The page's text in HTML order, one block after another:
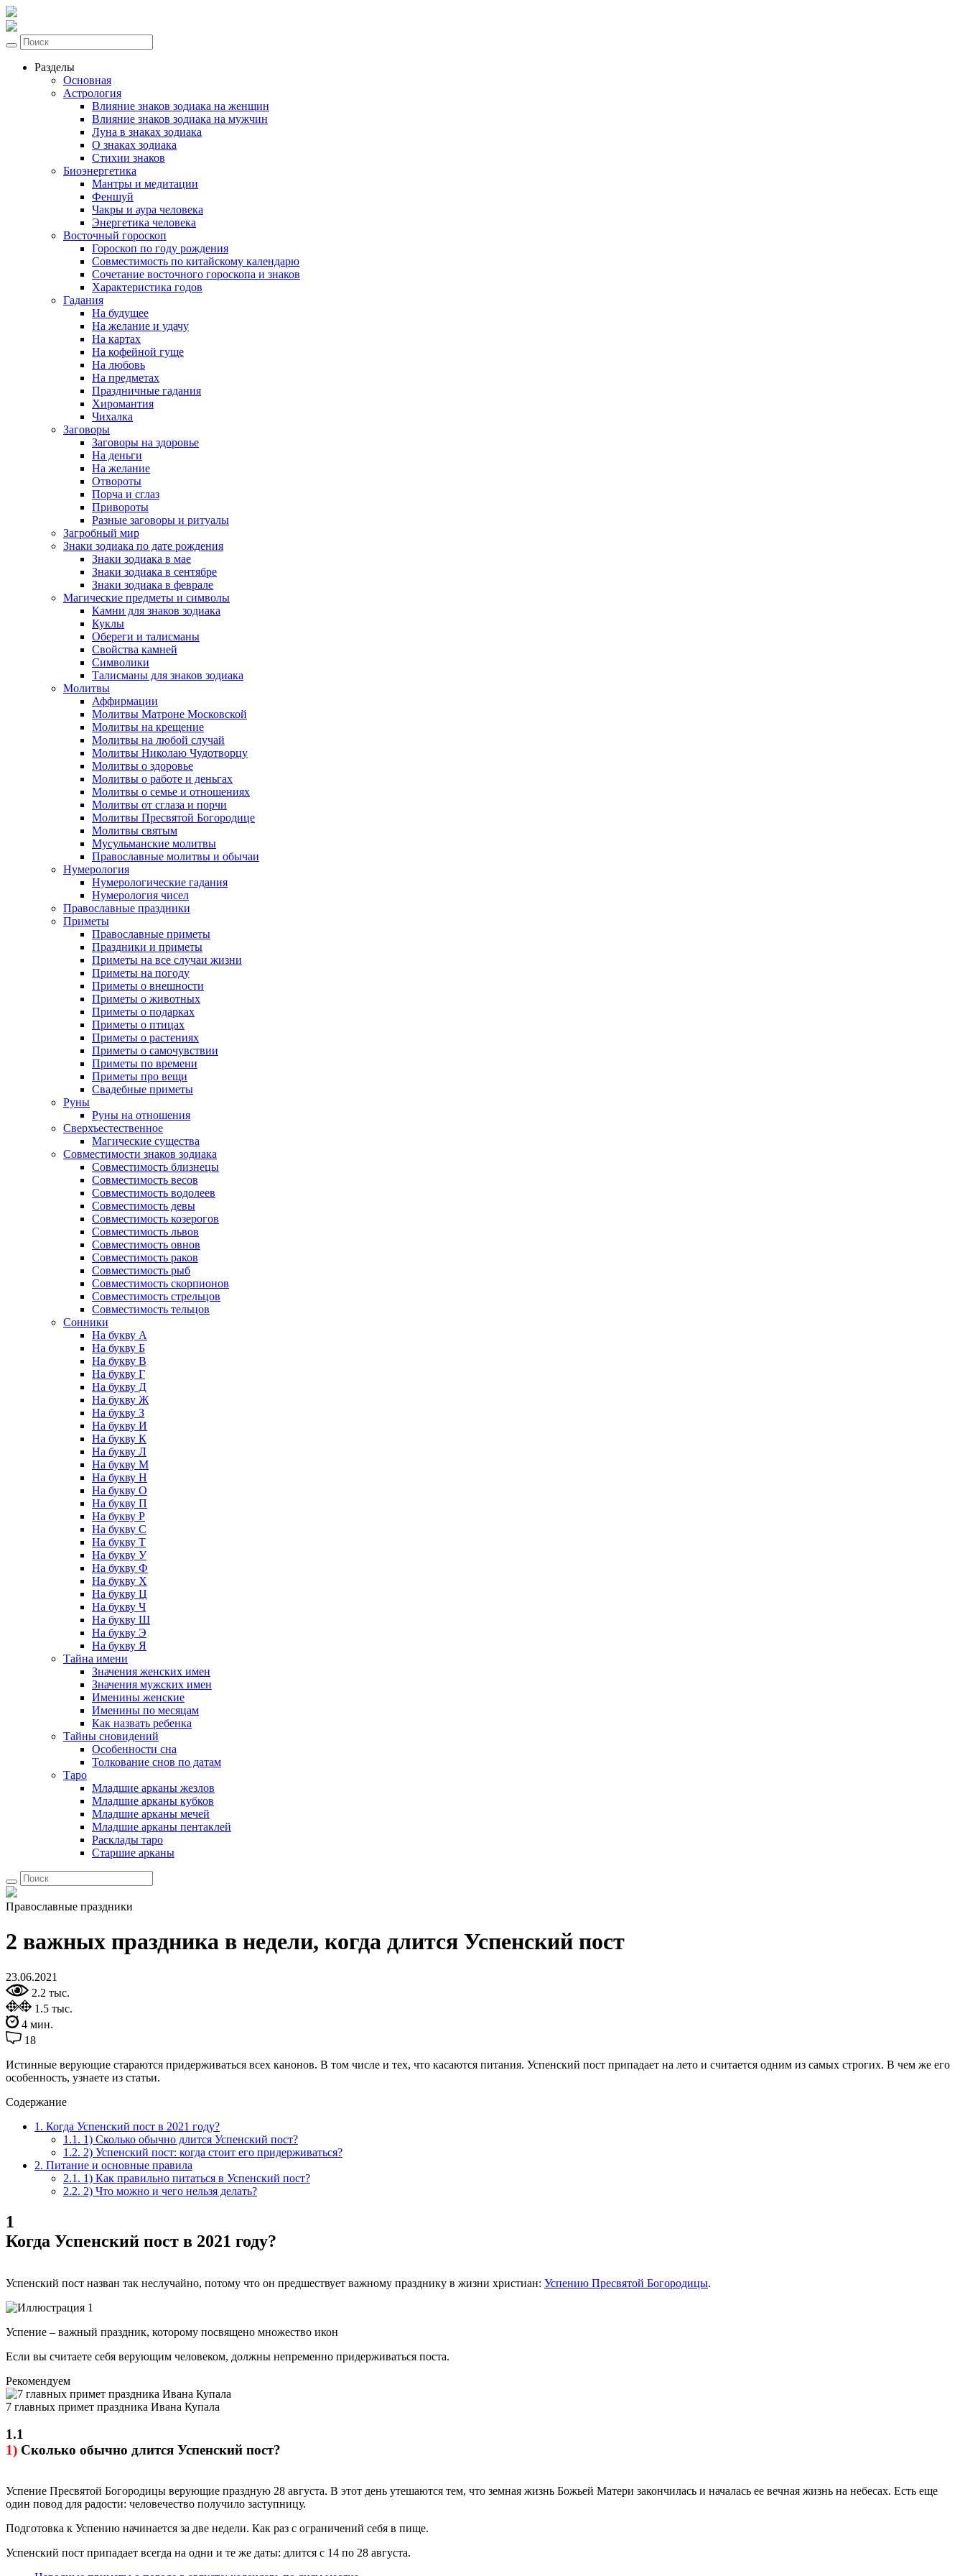
Разделы
Основная
Астрология
Влияние знаков зодиака на женщин
Влияние знаков зодиака на мужчин
Луна в знаках зодиака
О знаках зодиака
Стихии знаков
Биоэнергетика
Мантры и медитации
Феншуй
Чакры и аура человека
Энергетика человека
Восточный гороскоп
Гороскоп по году рождения
Совместимость по китайскому календарю
Сочетание восточного гороскопа и знаков
Характеристика годов
Гадания
На будущее
На желание и удачу
На картах
На кофейной гуще
На любовь
На предметах
Праздничные гадания
Хиромантия
Чихалка
Заговоры
Заговоры на здоровье
На деньги
На желание
Отвороты
Порча и сглаз
Привороты
Разные заговоры и ритуалы
Загробный мир
Знаки зодиака по дате рождения
Знаки зодиака в мае
Знаки зодиака в сентябре
Знаки зодиака в феврале
Магические предметы и символы
Камни для знаков зодиака
Куклы
Обереги и талисманы
Свойства камней
Символики
Талисманы для знаков зодиака
Молитвы
Аффирмации
Молитвы Матроне Московской
Молитвы на крещение
Молитвы на любой случай
Молитвы Николаю Чудотворцу
Молитвы о здоровье
Молитвы о работе и деньгах
Молитвы о семье и отношениях
Молитвы от сглаза и порчи
Молитвы Пресвятой Богородице
Молитвы святым
Мусульманские молитвы
Православные молитвы и обычаи
Нумерология
Нумерологические гадания
Нумерология чисел
Православные праздники
Приметы
Православные приметы
Праздники и приметы
Приметы на все случаи жизни
Приметы на погоду
Приметы о внешности
Приметы о животных
Приметы о подарках
Приметы о птицах
Приметы о растениях
Приметы о самочувствии
Приметы по времени
Приметы про вещи
Свадебные приметы
Руны
Руны на отношения
Сверхъестественное
Магические существа
Совместимости знаков зодиака
Совместимость близнецы
Совместимость весов
Совместимость водолеев
Совместимость девы
Совместимость козерогов
Совместимость львов
Совместимость овнов
Совместимость раков
Совместимость рыб
Совместимость скорпионов
Совместимость стрельцов
Совместимость тельцов
Сонники
На букву А
На букву Б
На букву В
На букву Г
На букву Д
На букву Ж
На букву З
На букву И
На букву К
На букву Л
На букву М
На букву Н
На букву О
На букву П
На букву Р
На букву С
На букву Т
На букву У
На букву Ф
На букву Х
На букву Ц
На букву Ч
На букву Ш
На букву Э
На букву Я
Тайна имени
Значения женских имен
Значения мужских имен
Именины женские
Именины по месяцам
Как назвать ребенка
Тайны сновидений
Особенности сна
Толкование снов по датам
Таро
Младшие арканы жезлов
Младшие арканы кубков
Младшие арканы мечей
Младшие арканы пентаклей
Расклады таро
Старшие арканы
Православные праздники
2 важных праздника в недели, когда длится Успенский пост
23.06.2021
2.2 тыс.
1.5 тыс.
4 мин.
18
Истинные верующие стараются придерживаться всех канонов. В том числе и тех, что касаются питания. Успенский пост припадает на лето и считается одним из самых строгих. В чем же его
особенность, узнаете из статьи.
Содержание
1. Когда Успенский пост в 2021 году?
1.1. 1) Сколько обычно длится Успенский пост?
1.2. 2) Успенский пост: когда стоит его придерживаться?
2. Питание и основные правила
2.1. 1) Как правильно питаться в Успенский пост?
2.2. 2) Что можно и чего нельзя делать?
1
Когда Успенский пост в 2021 году?
Успенский пост назван так неслучайно, потому что он предшествует важному празднику в жизни христиан: Успению Пресвятой Богородицы.
Успение – важный праздник, которому посвящено множество икон
Если вы считаете себя верующим человеком, должны непременно придерживаться поста.
Рекомендуем
7 главных примет праздника Ивана Купала
1.1
1) Сколько обычно длится Успенский пост?
Успение Пресвятой Богородицы верующие праздную 28 августа. В этот день утешаются тем, что земная жизнь Божьей Матери закончилась и началась ее вечная жизнь на небесах. Есть еще
один повод для радости: человечество получило заступницу.
Подготовка к Успению начинается за две недели. Как раз с ограничений себя в пище.
Успенский пост припадает всегда на одни и те же даты: длится с 14 по 28 августа.